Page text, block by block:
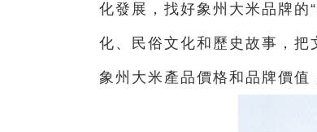
化發展，找好象州大米品牌的
化、民俗文化和歷史故事，
象州大米產品價格和品牌價值